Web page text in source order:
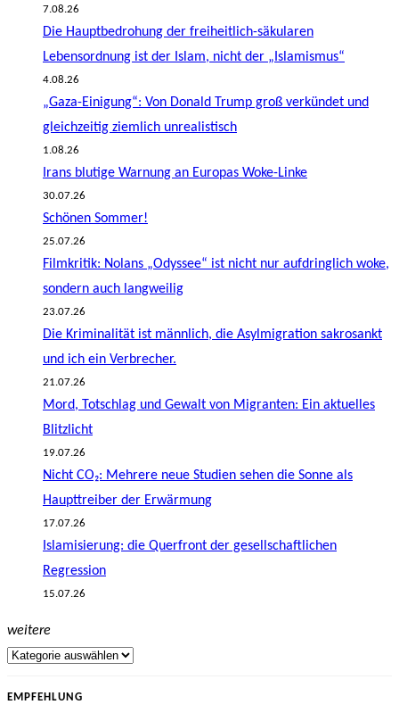
7.08.26
Die Hauptbedrohung der freiheitlich-säkularen
Lebensordnung ist der Islam, nicht der „Islamismus“
4.08.26
„Gaza-Einigung“: Von Donald Trump groß verkündet und
gleichzeitig ziemlich unrealistisch
1.08.26
Irans blutige Warnung an Europas Woke-Linke
30.07.26
Schönen Sommer!
25.07.26
Filmkritik: Nolans „Odyssee“ ist nicht nur aufdringlich woke,
sondern auch langweilig
23.07.26
Die Kriminalität ist männlich, die Asylmigration sakrosankt
und ich ein Verbrecher.
21.07.26
Mord, Totschlag und Gewalt von Migranten: Ein aktuelles
Blitzlicht
19.07.26
Nicht CO₂: Mehrere neue Studien sehen die Sonne als
Haupttreiber der Erwärmung
17.07.26
Islamisierung: die Querfront der gesellschaftlichen
Regression
15.07.26
weitere
EMPFEHLUNG